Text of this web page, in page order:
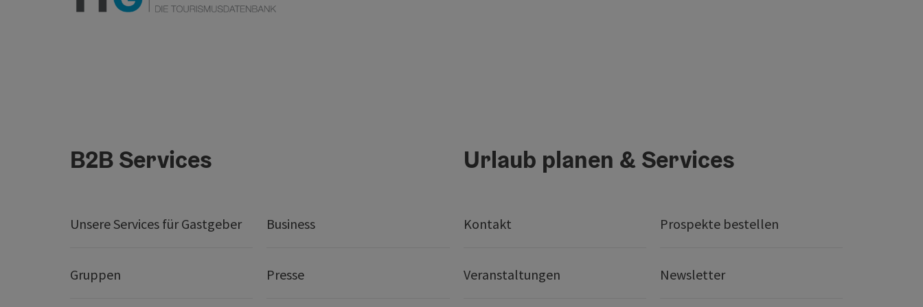
B2B Services
Unsere Services für Gastgeber Business
Gruppen Presse
Urlaub planen & Services
Kontakt Prospekte bestellen
Veranstaltungen Newsletter